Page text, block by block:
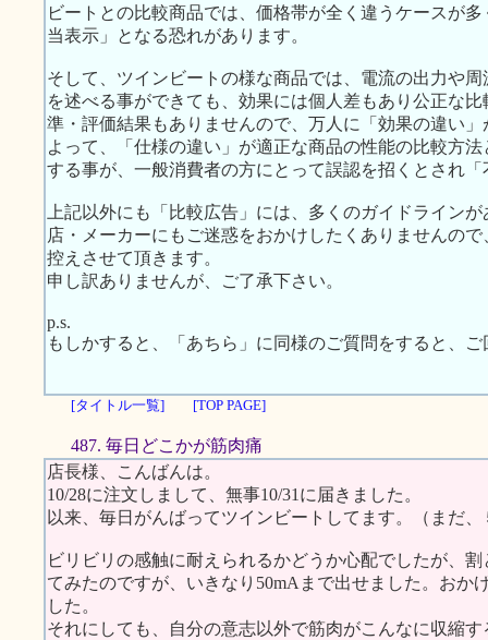
ビートとの比較商品では、価格帯が全く違うケースが
当表示」となる恐れがあります。
そして、ツインビートの様な商品では、電流の出力や
を述べる事ができても、効果には個人差もあり公正な
準・評価結果もありませんので、万人に「効果の違い
よって、「仕様の違い」が適正な商品の性能の比較方
する事が、一般消費者の方にとって誤認を招くとされ
上記以外にも「比較広告」には、多くのガイドライン
店・メーカーにもご迷惑をおかけしたくありませんの
控えさせて頂きます。
申し訳ありませんが、ご了承下さい。
p.s.
もしかすると、「あちら」に同様のご質問をすると、
[タイトル一覧] [TOP PAGE]
487. 毎日どこかが筋肉痛
店長様、こんばんは。
10/28に注文しまして、無事10/31に届きました。
以来、毎日がんばってツインビートしてます。（まだ
ビリビリの感触に耐えられるかどうか心配でしたが、
てみたのですが、いきなり50mAまで出せました。おか
した。
それにしても、自分の意志以外で筋肉がこんなに収縮